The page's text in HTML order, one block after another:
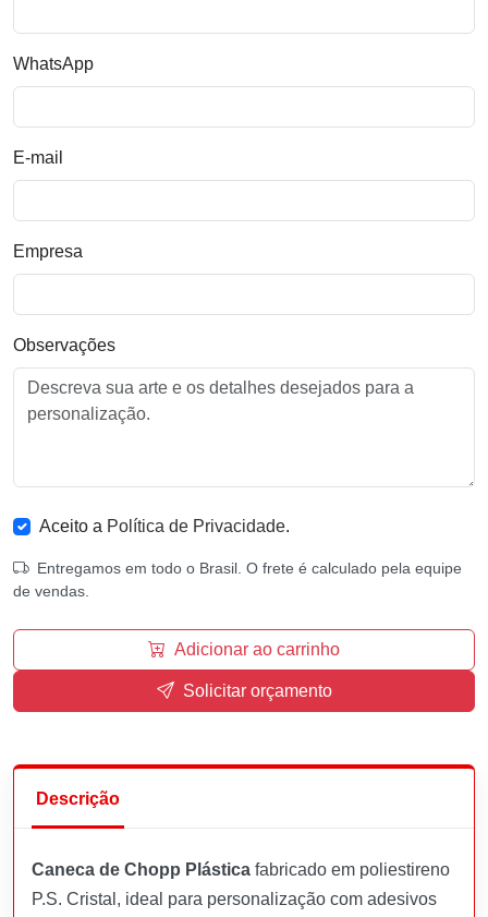
WhatsApp
E-mail
Empresa
Observações
Aceito a Política de Privacidade.
Entregamos em todo o Brasil. O frete é calculado pela equipe
de vendas.
Adicionar ao carrinho
Solicitar orçamento
Descrição
Caneca de Chopp Plástica fabricado em poliestireno
P.S. Cristal, ideal para personalização com adesivos